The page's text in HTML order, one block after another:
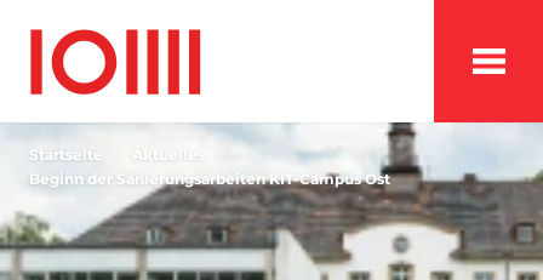
Startseite
Aktuelles
Beginn der Sanierungsarbeiten KIT-Campus Ost